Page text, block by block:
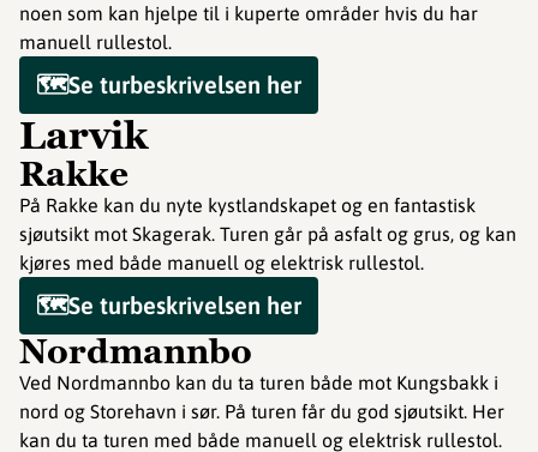
noen som kan hjelpe til i kuperte områder hvis du har
manuell rullestol.
🗺️Se turbeskrivelsen her
Larvik
Rakke
På Rakke kan du nyte kystlandskapet og en fantastisk
sjøutsikt mot Skagerak. Turen går på asfalt og grus, og kan
kjøres med både manuell og elektrisk rullestol.
🗺️Se turbeskrivelsen her
Nordmannbo
Ved Nordmannbo kan du ta turen både mot Kungsbakk i
nord og Storehavn i sør. På turen får du god sjøutsikt. Her
kan du ta turen med både manuell og elektrisk rullestol.